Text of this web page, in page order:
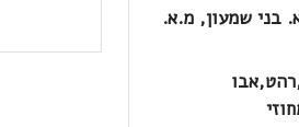
בני שמעון, מ.א.